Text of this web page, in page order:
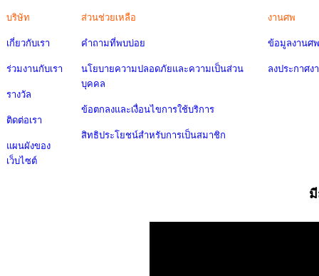
บริษัท
เกี่ยวกับเรา
ร่วมงานกับเรา
รางวัล
ติดต่อเรา
แผนผังของ
เว็บไซต์
ส่วนช่วยเหลือ
คำถามที่พบบ่อย
นโยบายความปลอดภัยและความเป็นส่วน
บุคคล
ข้อตกลงและเงื่อนไขการใช้บริการ
สิทธิประโยชน์สำหรับการเป็นสมาชิก
งานศพ
ข้อมูลงานศพ
ลงประกาศง